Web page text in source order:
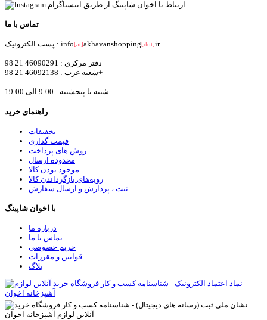
تماس با ما
پست الکترونیک : info[at]akhavanshopping[dot]ir
دفتر مرکزی : 46090291 21 98+
شعبه غرب : 46092138 21 98+
شنبه تا پنجشنبه : 9:00 الی 19:00
راهنمای خرید
تخفیفات
قیمت گذاری
روش های پرداخت
محدوده ارسال
موجود بودن کالا
رویه‌های بازگرداندن کالا
ثبت ، پردازش و ارسال سفارش
با اخوان شاپینگ
درباره ما
تماس با ما
حریم خصوصی
قوانین و مقررات
بلاگ